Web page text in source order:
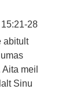
28
abitult
meil
Sinu